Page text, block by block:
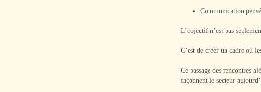
Communication
L’objectif n’est pas
C’est de créer un cadre où
Ce passage des rencontres
façonnent le secteur